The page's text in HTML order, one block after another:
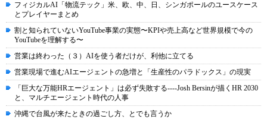
フィジカルAI「物流テック」米、欧、中、日、シンガポールのユースケース
とプレイヤーまとめ
割と知られていないYouTube事業の実態〜KPIや売上高など世界規模で今の
YouTubeを理解する〜
営業は終わった（３）AIを使う者だけが、利他に立てる
営業現場で進むAIエージェントの急増と「生産性のパラドックス」の現実
「巨大な万能HRエージェント」は必ず失敗する----Josh Bersinが描くHR 2030
と、マルチエージェント時代の人事
沖縄で台風が来たときの過ごし方、とでも言うか